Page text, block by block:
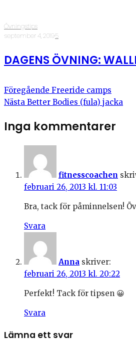
Övningstips
·september 4, 2019·5
DAGENS ÖVNING:
Föregående Freeride camps
Nästa Better Bodies (fula) jacka
Inga kommentarer
fitnesscoachen
februari 26, 2013 kl. 11:03
Bra, tack för påminnelsen!
Svara
Anna skriver:
februari 26, 2013 kl. 20:22
Perfekt! Tack för tipsen 😀
Svara
Lämna ett svar